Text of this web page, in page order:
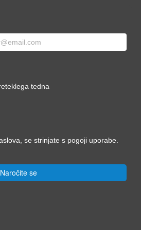
tedna
se strinjate s pogoji uporabe.
Naročite se